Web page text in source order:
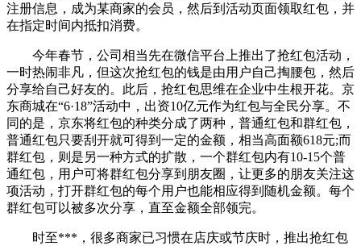
注册信息，成为某商家的会员，然后到活动页面领取红包，并
在指定时间内抵扣消费。
今年春节，公司相当先在微信平台上推出了抢红包活动，
一时热闹非凡，但这次抢红包的钱是由用户自己掏腰包，然后
分享给自己好友的。此后，抢红包思维在企业中生根开花。京
东商城在“6·18”活动中，出资10亿元作为红包与全民分享。不
同的是，京东将红包的种类分成了两种，普通红包和群红包，
普通红包只要刮开就可得到一定的金额，相当高面额618元;而
群红包，则是另一种方式的扩散，一个群红包内有10-15个普
通红包，用户可将群红包分享到朋友圈，让更多的朋友关注这
项活动，打开群红包的每个用户也能相应得到随机金额。每个
群红包可以被多次分享，直至金额全部领完。
时至***，很多商家已习惯在店庆或节庆时，推出抢红包